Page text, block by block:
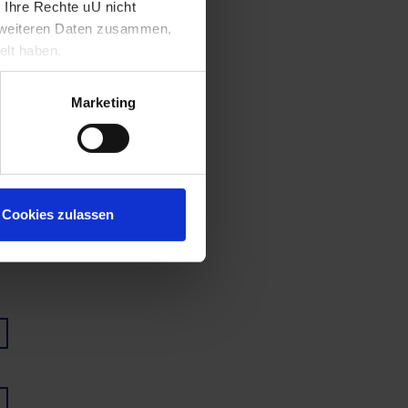
Ihre Rechte uU nicht
Daten zusammen,
haben.
Marketing
Cookies zulassen